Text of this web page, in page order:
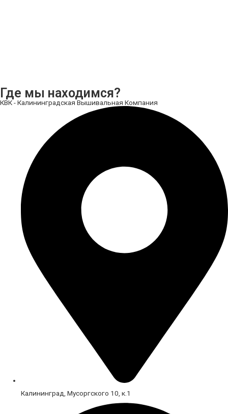
Где мы находимся?
КВК - Калининградская Вышивальная Компания
Калининград, Мусоргского 10, к.1